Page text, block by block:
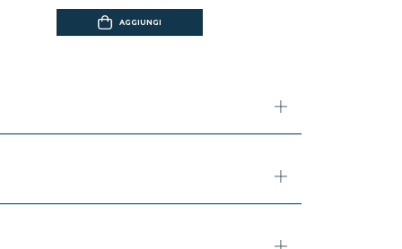
AGGIUNGI